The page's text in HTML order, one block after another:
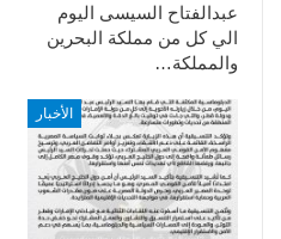
عبدالفتاح السيسى اليوم
الي كل من مملكة البحرين
والمملكة…
الأخبار